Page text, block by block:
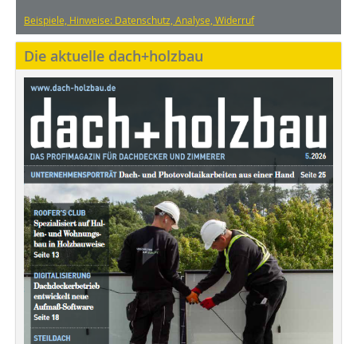
Beispiele, Hinweise: Datenschutz, Analyse, Widerruf
Die aktuelle dach+holzbau